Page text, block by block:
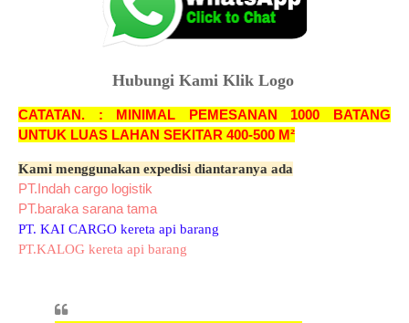
Hubungi Kami Klik Logo
CATATAN. : MINIMAL PEMESANAN 1000 BATANG
UNTUK LUAS LAHAN SEKITAR 400-500 M²
Kami menggunakan expedisi diantaranya ada
PT.Indah cargo logistik
PT.baraka sarana tama
PT. KAI CARGO kereta api barang
PT.KALOG kereta api barang